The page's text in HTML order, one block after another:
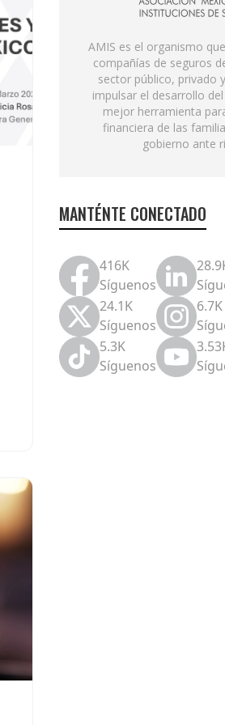
AMIS es el organismo
compañías de seguros
sector público, privado
impulsar el desarrollo
mejor herramienta
financiera de las
gobierno ante
MANTÉNTE CONECTADO
416K
Síguenos
24.1K
Síguenos
6.7K
5.3K
Síguenos